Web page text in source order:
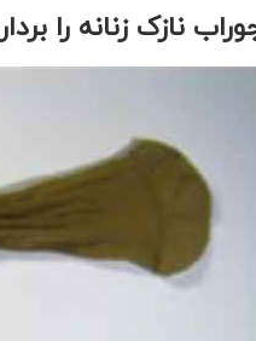
زنانه را بردارید و به طول 20